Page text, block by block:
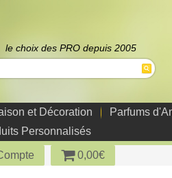
le choix des PRO depuis 2005
et Décoration Parfums
Personnalisés
0,00€